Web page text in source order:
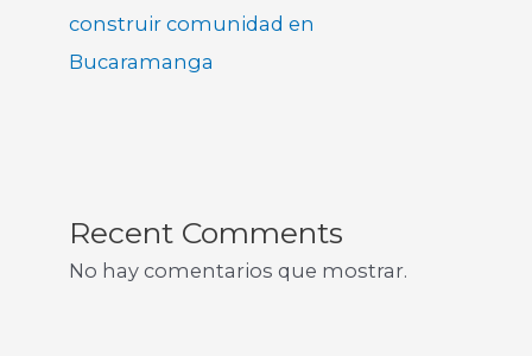
construir comunidad en
Bucaramanga
Recent Comments
No hay comentarios que mostrar.